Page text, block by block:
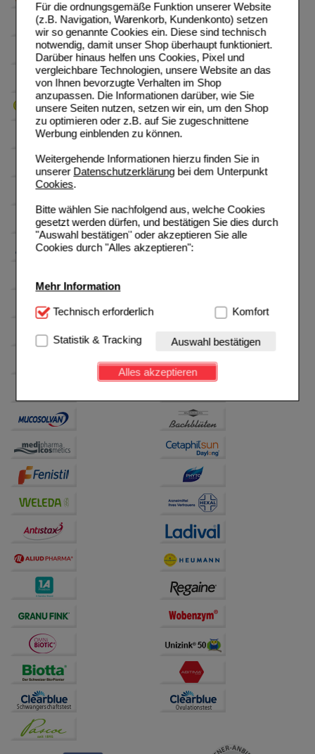
Für die ordnungsgemäße Funktion unserer Website
(z.B. Navigation, Warenkorb, Kundenkonto) setzen
wir so genannte Cookies ein. Diese sind technisch
notwendig, damit unser Shop überhaupt funktioniert.
Darüber hinaus helfen uns Cookies, Pixel und
vergleichbare Technologien, unsere Website an das
von Ihnen bevorzugte Verhalten im Shop
anzupassen. Die Informationen darüber, wie Sie
unsere Seiten nutzen, setzen wir ein, um den Shop
zu optimieren oder z.B. auf Sie zugeschnittene
Werbung einblenden zu können.
Weitergehende Informationen hierzu finden Sie in
unserer Datenschutzerklärungbei dem Unterpunkt
Cookies.
Bitte wählen Sie nachfolgend aus, welche Cookies
gesetzt werden dürfen, und bestätigen Sie dies durch
"Auswahl bestätigen" oder akzeptieren Sie alle
Cookies durch "Alles akzeptieren":
Mehr Information
Technisch Notwendig:Hierbei handelt es sich um
Website notwendig sind (z.B. Navigation, Warenkorb,
Kundenkonto), weshalb auf diese nicht verzichtet
werden kann.
Einkaufserlebnis noch ansprechender zu gestalten,
beispielsweise für die Wiedererkennung des
Besuchers oder unsere Seite an bevorzugte
Verhaltensweisen (z.B. Spracheinstellung)
anzupassen. Komfort-Cookies ermöglichen es uns
auch auf Ihre Bedürfnisse zugeschrittene Inhalte
anzuzeigen und unser Partnerprogramm zu
Hierüber lassen sich
Informationen über die Art und Weise der Nutzung
unserer Website sammeln, mit deren Hilfe wir unsere
Website weiter für Sie optimieren können, den Inhalt
auf unserer Website aber auch die Werbung auf
Drittseiten möglichst relevant für Sie zu gestalten.
Bitte beachten Sie, dass Daten hierfür teilweise an
übertragen werden.
Technisch erforderlich Komfort
Statistik & Tracking Auswahl bestätigen
Alles akzeptieren